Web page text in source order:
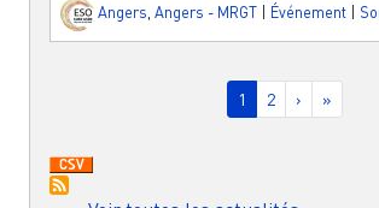
Angers Angers - MRGT Événement
Page courante
1 Page
2 Page
› »